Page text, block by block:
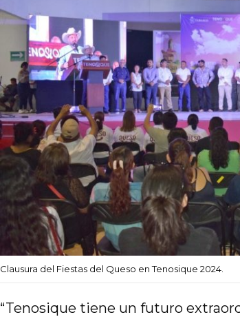
Clausura del Fiestas del Queso en Tenosique 2024.
“Tenosique tiene un futuro